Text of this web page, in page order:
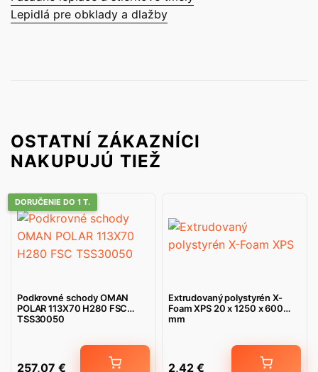
Lepidlá pre obklady a dlažby
OSTATNÍ ZÁKAZNÍCI
NAKUPUJÚ TIEŽ
DORUČENIE DO 1 T.
Podkrovné schody OMAN
POLAR 113X70 H280 FSC
TSS30050
257,07 €
Extrudovaný polystyrén X-
Foam XPS 20 x 1250 x 600
mm
2,42 €